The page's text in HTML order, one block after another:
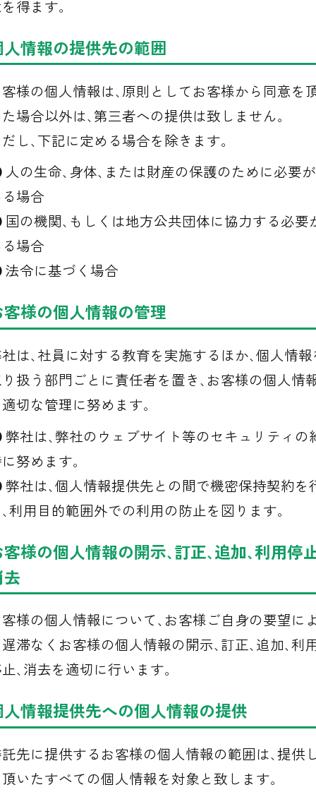
得ます｡
情報の提供先の範囲
様の個人情報は､原則としてお客様から同意を
場合以外は､第三者への提供は致しません｡
し､下記に定める場合を除きます｡
人の生命､身体､または財産の保護のために必要が
場合
国の機関､もしくは地方公共団体に協力する必要
場合
法令に基づく場合
様の個人情報の管理
は､社員に対する教育を実施するほか､個人情報
扱う部門ごとに責任者を置き､お客様の個人情
切な管理に努めます｡
弊社は､弊社のウェブサイト等のセキュリティの
努めます｡
弊社は､個人情報提供先との間で機密保持契約を
利用目的範囲外での利用の防止を図ります｡
様の個人情報の開示､訂正､追加､利用停
様の個人情報について､お客様ご自身の要望によ
滞なくお客様の個人情報の開示､訂正､追加､利
､消去を適切に行います｡
情報提供先への個人情報の提供
先に提供するお客様の個人情報の範囲は､提供
いたすべての個人情報を対象と致します｡